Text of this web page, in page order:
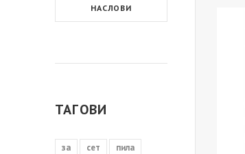
НАСЛОВИ
ТАГОВИ
за сет
пила